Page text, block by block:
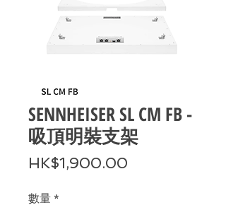
SENNHEISER SL CM FB -
吸頂明裝支架
HK$1,900.00
數量 *